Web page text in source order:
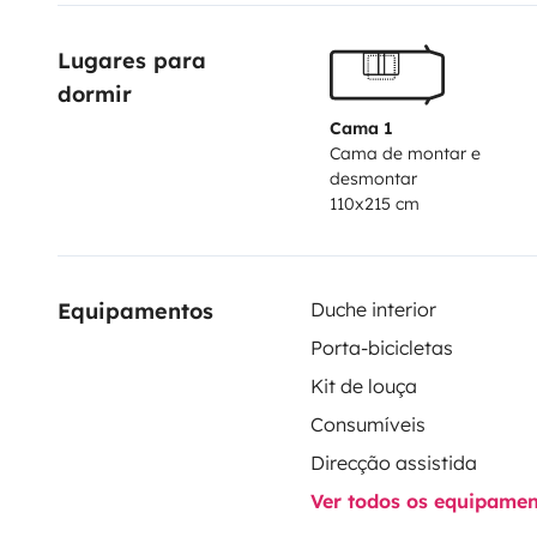
Lugares para
dormir
Cama 1
Cama de montar e
desmontar
110x215 cm
Equipamentos
Duche interior
Porta-bicicletas
Kit de louça
Consumíveis
Direcção assistida
Ver todos os